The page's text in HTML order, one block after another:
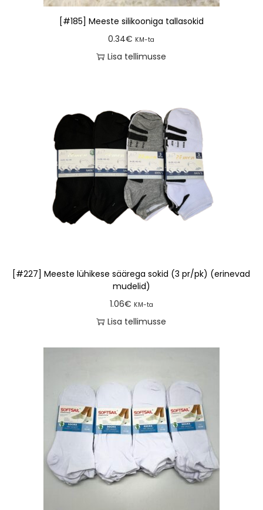
[#185] Meeste silikooniga tallasokid
0.34€ KM-ta
Lisa tellimusse
[#227] Meeste lühikese säärega sokid (3 pr/pk) (erinevad
mudelid)
1.06€ KM-ta
Lisa tellimusse